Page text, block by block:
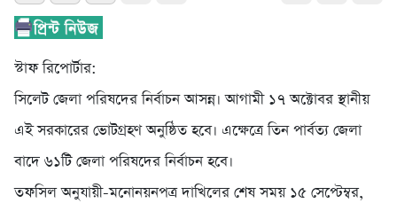
স্টাফ রিপোর্টার:
সিলেট জেলা পরিষদের নির্বাচন আসন্ন। আগামী ১৭ অক্টোবর স্থানীয়
এই সরকারের ভোটগ্রহণ অনুষ্ঠিত হবে। এক্ষেত্রে তিন পার্বত্য জেলা
বাদে ৬১টি জেলা পরিষদের নির্বাচন হবে।
তফসিল অনুযায়ী-মনোনয়নপত্র দাখিলের শেষ সময় ১৫ সেপ্টেম্বর,